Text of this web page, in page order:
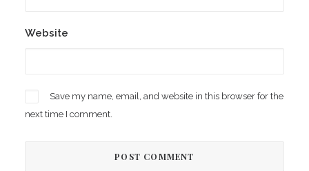
Website
Save my name, email, and website in this browser for the
next time I comment.